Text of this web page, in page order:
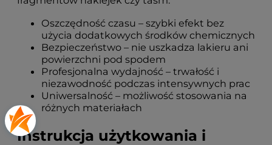
Oszczędność czasu – szybki efekt bez
użycia dodatkowych środków chemicznych
Bezpieczeństwo – nie uszkadza lakieru ani
powierzchni pod spodem
Profesjonalna wydajność – trwałość i
niezawodność podczas intensywnych prac
Uniwersalność – możliwość stosowania na
różnych materiałach
Instrukcja użytkowania i